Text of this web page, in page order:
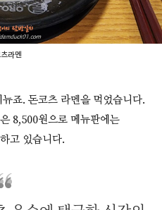
라멘
죠. 돈코츠 라멘을 먹었습니다.
8,500원으로 메뉴판에는
고 있습니다.